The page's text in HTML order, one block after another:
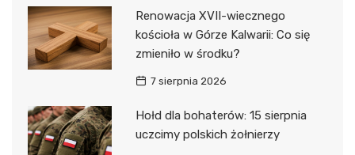
Renowacja XVII-wiecznego
kościoła w Górze Kalwarii: Co się
zmieniło w środku?
7 sierpnia 2026
Hołd dla bohaterów: 15 sierpnia
uczcimy polskich żołnierzy